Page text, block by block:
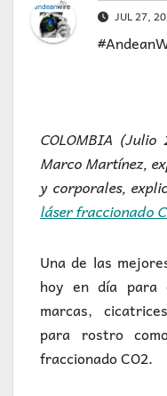
JUL 27,
COLOMBIA
Marco Martínez,
y corporales,
láser fraccionado
Una de las
hoy en día para
marcas,
para rostro
fraccionado CO2.